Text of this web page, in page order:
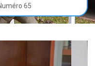
65